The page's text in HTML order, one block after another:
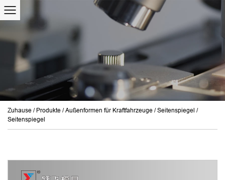
Zuhause / Produkte /Außenformen für Kraftfahrzeuge /Seitenspiegel /
Seitenspiegel